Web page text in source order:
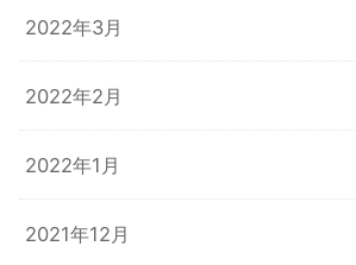
2022年3月
2022年2月
2022年1月
2021年12月